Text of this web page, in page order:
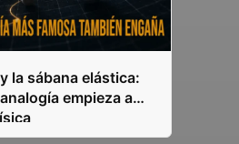
la sábana elástica:
empieza a